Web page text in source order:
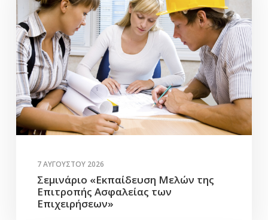
7 ΑΥΓΟΎΣΤΟΥ 2026
Σεμινάριο «Εκπαίδευση Μελών της
Επιτροπής Ασφαλείας των
Επιχειρήσεων»